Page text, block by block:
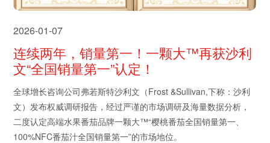
2026-01-07
连续两年，销量第一！一颗大™再获沙利
文“全国销量第一”认定！
全球增长咨询公司弗若斯特沙利文（Frost &Sullivan,下称：沙利
文）发布权威调研报告，经过严谨的市场调研及海量数据分析，
二度认定高端水果番茄品牌一颗大™“樱桃番茄全国销量第一、
100%NFC番茄汁全国销量第一”的市场地位。